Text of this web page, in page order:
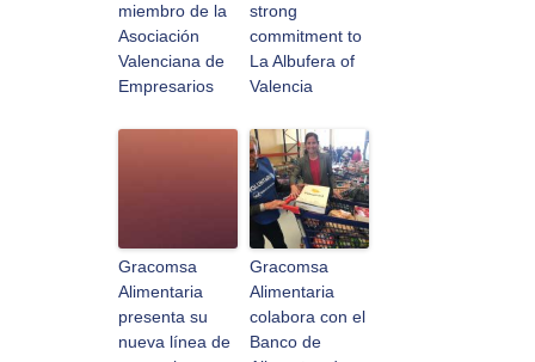
miembro de la
Asociación
Valenciana de
Empresarios
strong
commitment to
La Albufera of
Valencia
Gracomsa
Alimentaria
presenta su
nueva línea de
Gracomsa
Alimentaria
colabora con el
Banco de